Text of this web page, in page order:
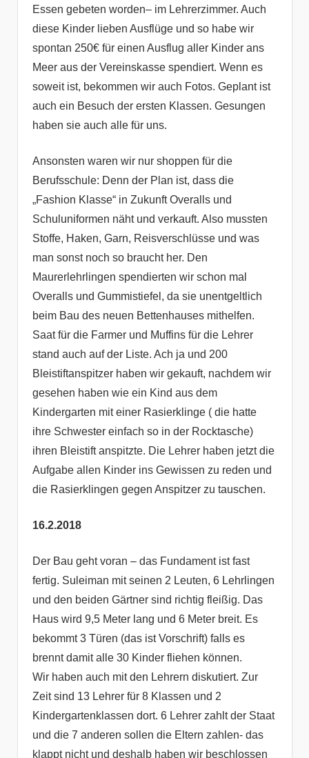
Essen gebeten worden– im Lehrerzimmer. Auch
diese Kinder lieben Ausflüge und so habe wir
spontan 250€ für einen Ausflug aller Kinder ans
Meer aus der Vereinskasse spendiert. Wenn es
soweit ist, bekommen wir auch Fotos. Geplant ist
auch ein Besuch der ersten Klassen. Gesungen
haben sie auch alle für uns.
Ansonsten waren wir nur shoppen für die
Berufsschule: Denn der Plan ist, dass die
„Fashion Klasse“ in Zukunft Overalls und
Schuluniformen näht und verkauft. Also mussten
Stoffe, Haken, Garn, Reisverschlüsse und was
man sonst noch so braucht her. Den
Maurerlehrlingen spendierten wir schon mal
Overalls und Gummistiefel, da sie unentgeltlich
beim Bau des neuen Bettenhauses mithelfen.
Saat für die Farmer und Muffins für die Lehrer
stand auch auf der Liste. Ach ja und 200
Bleistiftanspitzer haben wir gekauft, nachdem wir
gesehen haben wie ein Kind aus dem
Kindergarten mit einer Rasierklinge ( die hatte
ihre Schwester einfach so in der Rocktasche)
ihren Bleistift anspitzte. Die Lehrer haben jetzt die
Aufgabe allen Kinder ins Gewissen zu reden und
die Rasierklingen gegen Anspitzer zu tauschen.
16.2.2018
Der Bau geht voran – das Fundament ist fast
fertig. Suleiman mit seinen 2 Leuten, 6 Lehrlingen
und den beiden Gärtner sind richtig fleißig. Das
Haus wird 9,5 Meter lang und 6 Meter breit. Es
bekommt 3 Türen (das ist Vorschrift) falls es
brennt damit alle 30 Kinder fliehen können.
Wir haben auch mit den Lehrern diskutiert. Zur
Zeit sind 13 Lehrer für 8 Klassen und 2
Kindergartenklassen dort. 6 Lehrer zahlt der Staat
und die 7 anderen sollen die Eltern zahlen- das
klappt nicht und deshalb haben wir beschlossen